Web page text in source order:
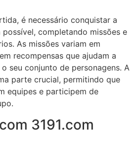
é necessário conquistar a
completando missões e
As missões variam em
recompensas que ajudam a
seu conjunto de personagens. A
parte crucial, permitindo que
equipes e participem de
3191.com